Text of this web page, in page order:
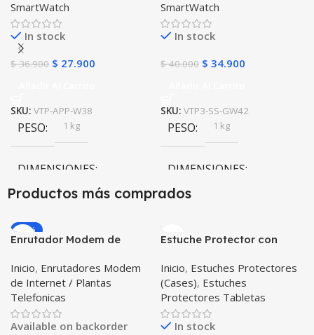
SmartWatch
In stock
$36.900 $ 27.900
SKU: VTP-APP-W38
PESO 1 kg
DIMENSIONES
SmartWatch
In stock
$40.000 $ 34.900
SKU: VTP3-SS-GW42
PESO 1 kg
DIMENSIONES
Productos más comprados
-20%
Enrutador Modem de
Libre Todo Operador 4G
LTE SIMCARD
Inicio, Enrutadores Modem
de Internet / Plantas
Telefonicas
Available on backorder
Estuche Protector con
Tablet Samsung Galaxy
Tab A8 10.5 2021 – 2022
SM-x200 SM-x205 Anti
golpes con soporte
Inicio, Estuches Protectores
(Cases), Estuches
Protectores Tabletas
In stock